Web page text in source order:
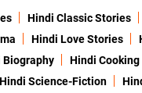
Hindi Classic Stories
Hindi Love Stories
Biography Hindi Cooking
Hindi Science-Fiction